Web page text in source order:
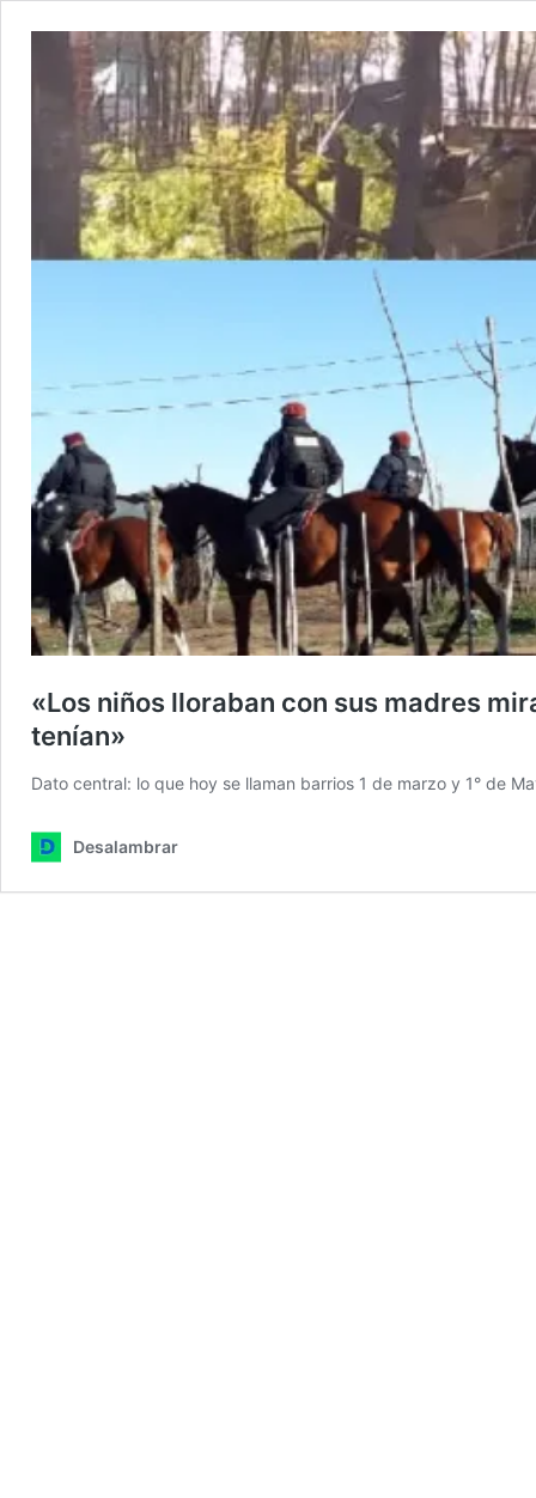
«Los niños lloraban con sus madres
tenían»
Dato central: lo que hoy se llaman barrios 1 de marzo y 1° de
Desalambrar